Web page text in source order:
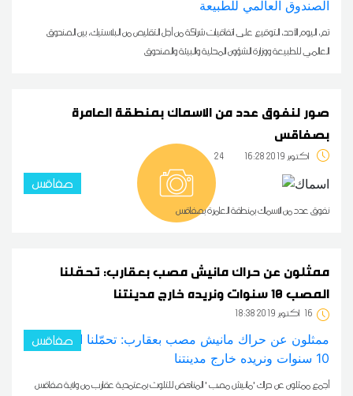
تم، اليوم الأحد، التوقيع على اتفاقيات شراكة من أجل التقليص من البلاستيك، بين الصندوق
العالمي للطبيعة ووزارة الشؤون المحلية والبيئة والصندوق
صور لنفوق عدد من الاسماك بمنطقة العامرة
بصفاقس
24 16:28 2019 أكتوبر
صفاقس
نفوق عدد من الاسماك بمنطقة العامرة بصفاقس
ممثلون عن حراك مانيش مصب بعقارب: تحمّلنا
المصب 10 سنوات ونريده خارج مدينتنا
16 18:38 2019 أكتوبر
صفاقس
أجمع ممثلون عن حراك 'مانيش مصب ' المناهض للتلوث بمعتمدية عقارب من ولاية صفاقس